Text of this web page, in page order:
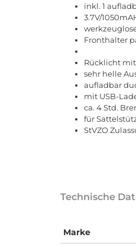
inkl. 1
3.7V/
Fronthalter
Rücklicht
sehr helle
aufladbar
mit USB-
ca. 4 Std.
für
StVZO
Technische
Marke